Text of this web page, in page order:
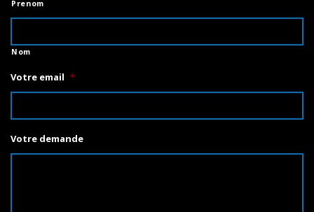
Prenom
Nom
Votre email *
Votre demande